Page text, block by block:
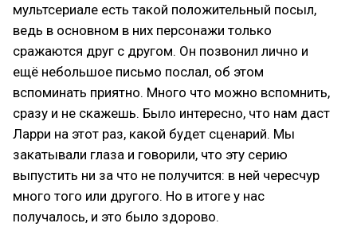
мультсериале есть такой положительный посыл,
ведь в основном в них персонажи только
сражаются друг с другом. Он позвонил лично и
ещё небольшое письмо послал, об этом
вспоминать приятно. Много что можно вспомнить,
сразу и не скажешь. Было интересно, что нам даст
Ларри на этот раз, какой будет сценарий. Мы
закатывали глаза и говорили, что эту серию
выпустить ни за что не получится: в ней чересчур
много того или другого. Но в итоге у нас
получалось, и это было здорово.